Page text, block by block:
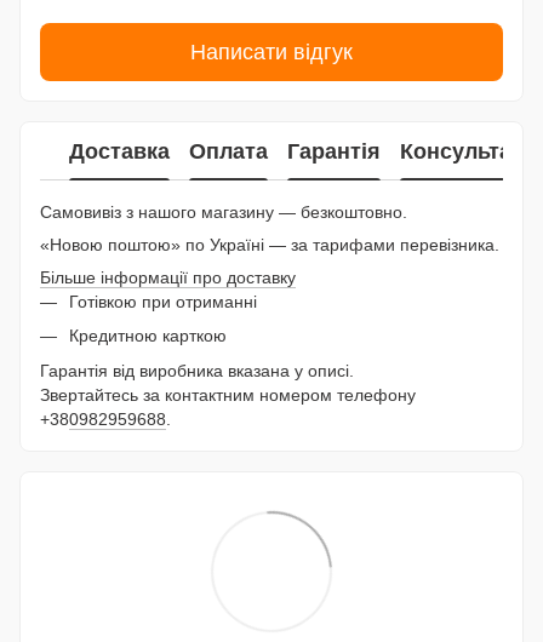
Написати відгук
Доставка Оплата Гарантія Консультація
Самовивіз з нашого магазину — безкоштовно.
«Новою поштою» по Україні — за тарифами перевізника.
Більше інформації про доставку
Готівкою при отриманні
Кредитною карткою
Гарантія від виробника вказана у описі.
Звертайтесь за контактним номером телефону
+380982959688